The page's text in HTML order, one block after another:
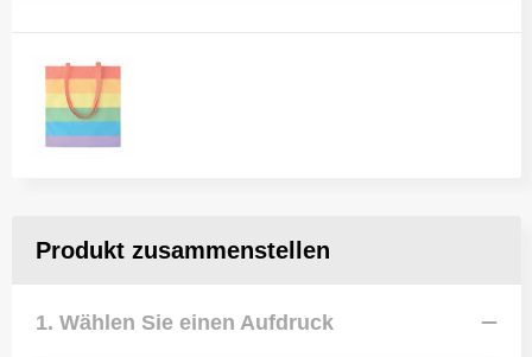
Produkt zusammenstellen
1. Wählen Sie einen Aufdruck